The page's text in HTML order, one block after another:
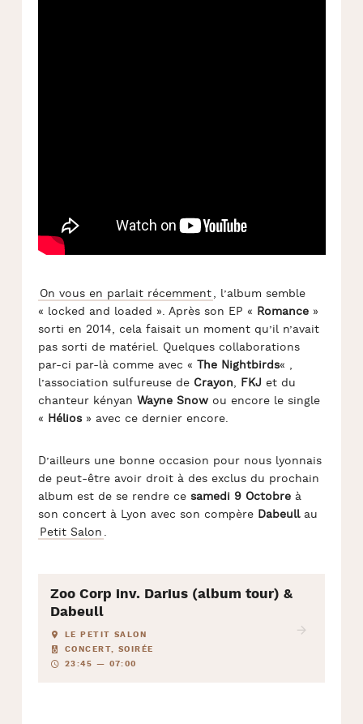
On vous en parlait récemment, l’album semble
« locked and loaded ». Après son EP « Romance»
sorti en 2014, cela faisait un moment qu’il n’avait
pas sorti de matériel. Quelques collaborations
par-ci par-là comme avec « The Nightbirds« ,
l’association sulfureuse de Crayon, FKJ et du
chanteur kényan Wayne Snowou encore le single
« Hélios» avec ce dernier encore.
D’ailleurs une bonne occasion pour nous lyonnais
de peut-être avoir droit à des exclus du prochain
album est de se rendre ce samedi 9 Octobreà
son concert à Lyon avec son compère Dabeullau
Petit Salon .
Zoo Corp inv. Darius (album tour) &
Dabeull
LE PETIT SALON
CONCERT, SOIRÉE
23:45 — 07:00